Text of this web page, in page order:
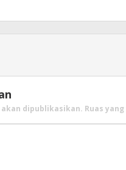
dipublikasikan. Ruas